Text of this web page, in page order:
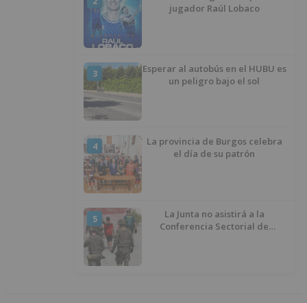
jugador Raúl Lobaco
3
Esperar al autobús en el HUBU es
un peligro bajo el sol
4
La provincia de Burgos celebra
el día de su patrón
5
La Junta no asistirá a la
Conferencia Sectorial de